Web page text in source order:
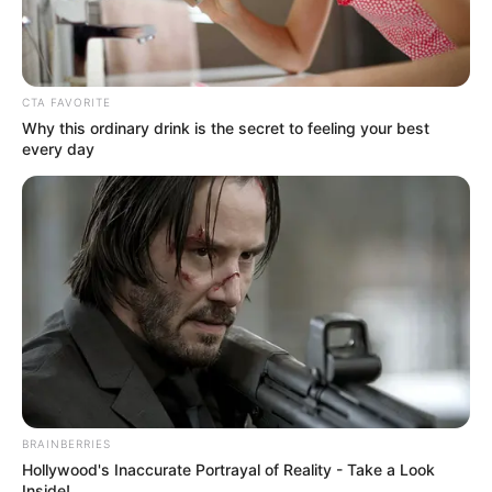
O aparelho de pressão precisa ser automático?
Sim. Essa informação consta do Termo de Adesão do Edital nº 1,
de 28 de abril de 2021, na letra “D” do item 11, referente às
+ Agentes de saúde (ACS e ACE) do Programa Saúde com Agente
recebem os KIT's.
Principais momentos da LIVE sobre o 1º acesso ao AVA e Portal
de Serviços UFRGS .
Coisas que todos os Agentes de Saúde (ACS e ACE) precisa
saber.
+Saúde com Agente: Confira todas as lives produzidas para o
Curso técnica em ACS/ACE
.
CTA FAVORITE
Why this ordinary drink is the secret to feeling your best
every day
BRAINBERRIES
Hollywood's Inaccurate Portrayal of Reality - Take a Look